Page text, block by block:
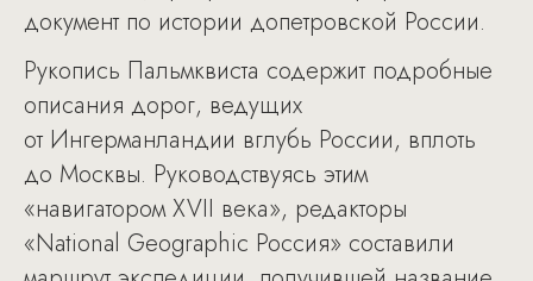
документ по истории допетровской России.
Рукопись Пальмквиста содержит подробные
описания дорог, ведущих
от Ингерманландии вглубь России, вплоть
до Москвы. Руководствуясь этим
«навигатором XVII века», редакторы
«National Geographic Россия» составили